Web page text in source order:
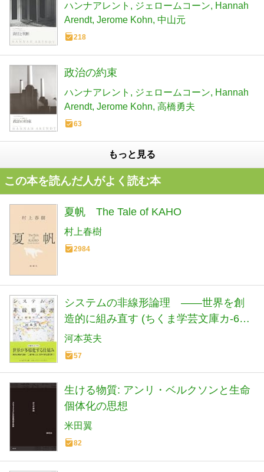
ハンナアレント ジェロームコーン
Hannah
Arendt Jerome Kohn 中山元
218
政治の約束
ハンナアレント ジェロームコーン
Hannah
Arendt Jerome Kohn 高橋勇夫
63
もっと見る
この本を読んだ人がよく読む本
夏帆 The Tale of KAHO
村上春樹
2984
システムの非線形論理 ――世界を創
造的に組み直す (ちくま学芸文庫カ-64-
1)
河本英夫
57
生ける物質: アンリ・ベルクソンと生命
個体化の思想
米田翼
82